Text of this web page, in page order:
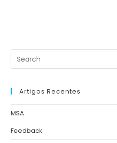
Artigos Recentes
MSA
Feedback